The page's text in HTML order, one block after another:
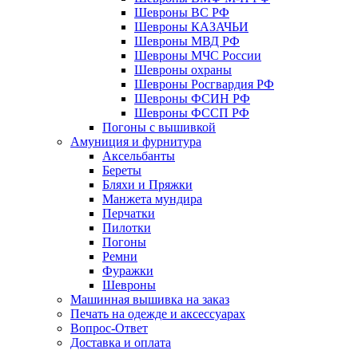
Шевроны ВС РФ
Шевроны КАЗАЧЬИ
Шевроны МВД РФ
Шевроны МЧС России
Шевроны охраны
Шевроны Росгвардия РФ
Шевроны ФСИН РФ
Шевроны ФССП РФ
Погоны с вышивкой
Амуниция и фурнитура
Аксельбанты
Береты
Бляхи и Пряжки
Манжета мундира
Перчатки
Пилотки
Погоны
Ремни
Фуражки
Шевроны
Машинная вышивка на заказ
Печать на одежде и аксессуарах
Вопрос-Ответ
Доставка и оплата